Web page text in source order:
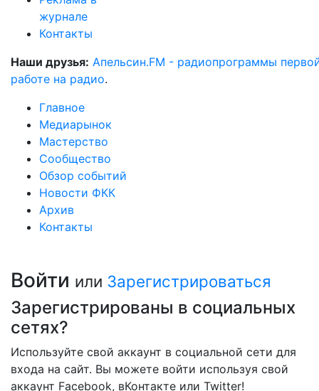
журнале
Контакты
Наши друзья: Апельсин.FM - радиопрограммы
работе на радио.
Главное
Медиарынок
Мастерство
Сообщество
Обзор событий
Новости ФКК
Архив
Контакты
Войти или Зарегистрироваться
Зарегистрированы в социальных
сетях?
Используйте свой аккаунт в социальной сети для
входа на сайт. Вы можете войти используя свой
аккаунт Facebook, вКонтакте или Twitter!